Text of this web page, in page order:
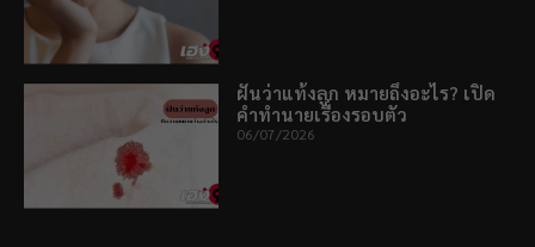
ฝันว่าแท้งลูก หมายถึงอะไร? เปิด
คำทำนายเรื่องรอบตัว
06/07/2026